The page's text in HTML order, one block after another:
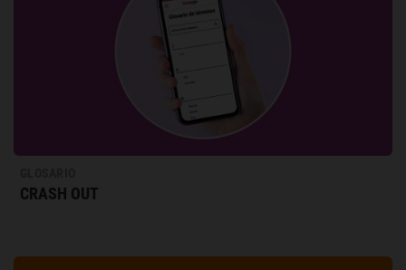
CRASH OUT